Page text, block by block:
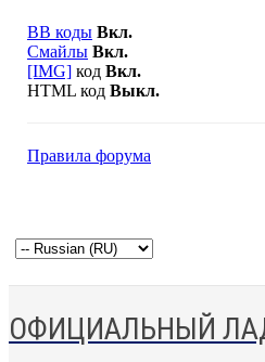
BB коды Вкл.
Смайлы Вкл.
[IMG] код Вкл.
HTML код Выкл.
Правила форума
ОФИЦИАЛЬНЫЙ